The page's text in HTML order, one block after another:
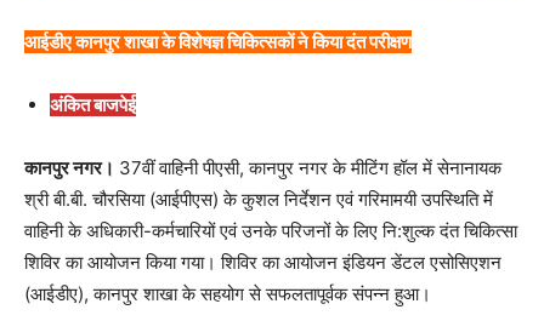
आईडीए कानपुर शाखा के विशेषज्ञ चिकित्सकों ने किया दंत परीक्षण
अंकित बाजपेई
कानपुर नगर। 37वीं वाहिनी पीएसी, कानपुर नगर के मीटिंग हॉल में सेनानायक
श्री बी.बी. चौरसिया (आईपीएस) के कुशल निर्देशन एवं गरिमामयी उपस्थिति में
वाहिनी के अधिकारी-कर्मचारियों एवं उनके परिजनों के लिए नि:शुल्क दंत चिकित्सा
शिविर का आयोजन किया गया। शिविर का आयोजन इंडियन डेंटल एसोसिएशन
(आईडीए), कानपुर शाखा के सहयोग से सफलतापूर्वक संपन्न हुआ।